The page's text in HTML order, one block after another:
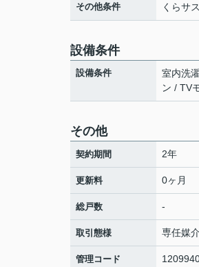
その他条件 くらサ
設備条件
設備条件
室内洗
ン / TV
その他
契約期間 2年
更新料 0ヶ月
総戸数 -
取引態様 専任媒介
管理コード